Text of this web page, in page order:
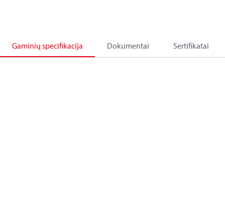
Gaminių specifikacija Dokumentai Sertifikatai